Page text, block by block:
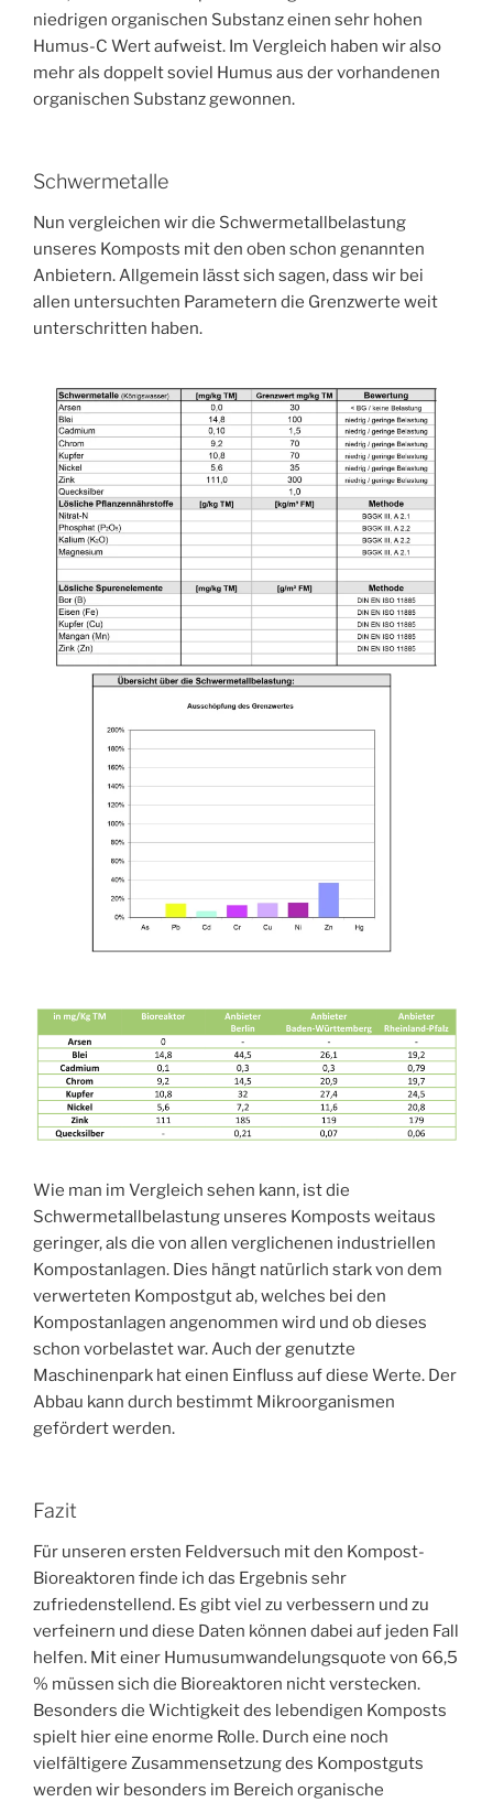
niedrigen organischen Substanz einen sehr hohen
Humus-C Wert aufweist. Im Vergleich haben wir also
mehr als doppelt soviel Humus aus der vorhandenen
organischen Substanz gewonnen.
Schwermetalle
Nun vergleichen wir die Schwermetallbelastung
unseres Komposts mit den oben schon genannten
Anbietern. Allgemein lässt sich sagen, dass wir bei
allen untersuchten Parametern die Grenzwerte weit
unterschritten haben.
Wie man im Vergleich sehen kann, ist die
Schwermetallbelastung unseres Komposts weitaus
geringer, als die von allen verglichenen industriellen
Kompostanlagen. Dies hängt natürlich stark von dem
verwerteten Kompostgut ab, welches bei den
Kompostanlagen angenommen wird und ob dieses
schon vorbelastet war. Auch der genutzte
Maschinenpark hat einen Einfluss auf diese Werte. Der
Abbau kann durch bestimmt Mikroorganismen
gefördert werden.
Fazit
Für unseren ersten Feldversuch mit den Kompost-
Bioreaktoren finde ich das Ergebnis sehr
zufriedenstellend. Es gibt viel zu verbessern und zu
verfeinern und diese Daten können dabei auf jeden Fall
helfen. Mit einer Humusumwandelungsquote von 66,5
% müssen sich die Bioreaktoren nicht verstecken.
Besonders die Wichtigkeit des lebendigen Komposts
spielt hier eine enorme Rolle. Durch eine noch
vielfältigere Zusammensetzung des Kompostguts
werden wir besonders im Bereich organische